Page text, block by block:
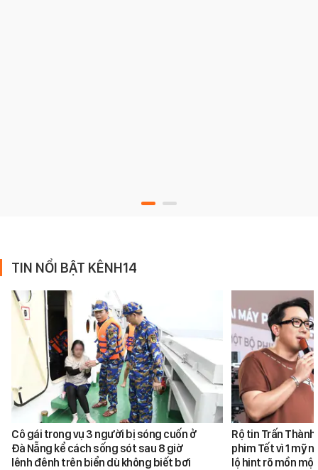
TIN NỔI BẬT KÊNH14
Cô gái trong vụ 3 người bị sóng cuốn ở
Đà Nẵng kể cách sống sót sau 8 giờ
lênh đênh trên biển dù không biết bơi
Rộ tin Trấn
phim Tết vì 1 mỹ
lộ hint rõ mồn